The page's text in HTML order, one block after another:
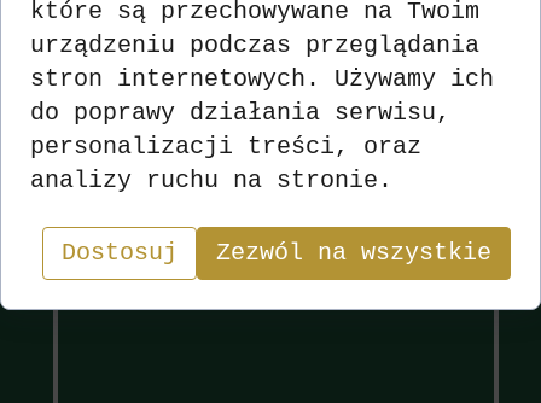
Sekcja
"W skacie wygrywa nie ten, kto ma najlepsze karty,
które są przechowywane na Twoim
urządzeniu podczas przeglądania
stron internetowych. Używamy ich
do poprawy działania serwisu,
personalizacji treści, oraz
analizy ruchu na stronie.
Dostosuj Zezwól na wszystkie